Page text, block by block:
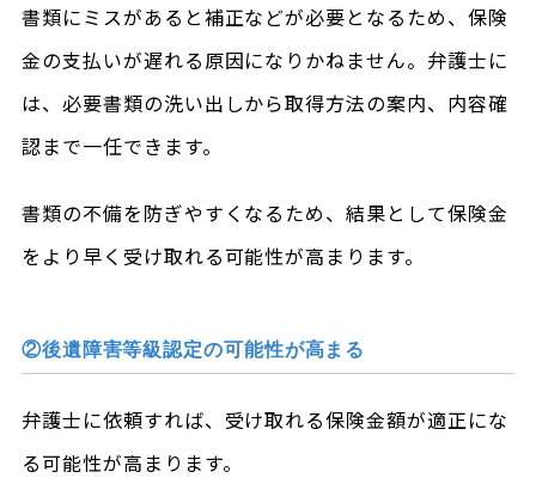
書類にミスがあると補正などが必要となるため、保険
金の支払いが遅れる原因になりかねません。弁護士に
は、必要書類の洗い出しから取得方法の案内、内容確
認まで一任できます。
書類の不備を防ぎやすくなるため、結果として保険金
をより早く受け取れる可能性が高まります。
②後遺障害等級認定の可能性が高まる
弁護士に依頼すれば、受け取れる保険金額が適正にな
る可能性が高まります。